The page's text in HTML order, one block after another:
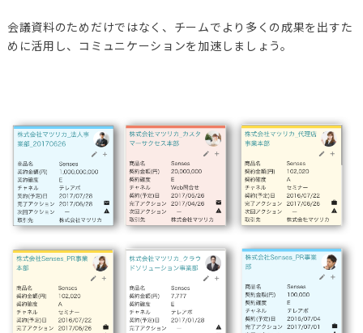
会議資料のためだけではなく、チームでより多くの成果を出すた
めに活用し、コミュニケーションを加速しましょう。